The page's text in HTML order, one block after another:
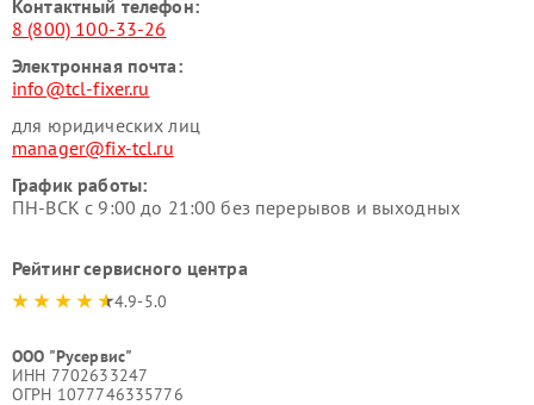
Контактный телефон:
8 (800) 100-33-26
Электронная почта:
info@tcl-fixer.ru
для юридических лиц
manager@fix-tcl.ru
График работы:
ПН-ВСК с 9:00 до 21:00 без перерывов и выходных
Рейтинг сервисного центра
4.9-5.0
ООО "Русервис"
ИНН 7702633247
ОГРН 1077746335776